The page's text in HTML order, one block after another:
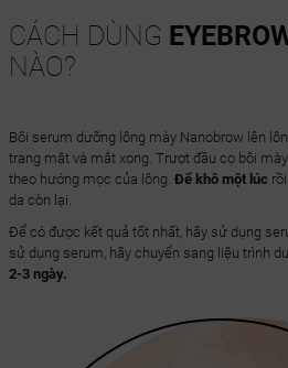
CÁCH DÙNG
NÀO?
Bôi serum dưỡng lông mày Nanobrow lên
trang mặt và mắt xong. Trượt đầu cọ bôi
theo hướng mọc của lông. Để khô một lúc
da còn lại.
Để có được kết quả tốt nhất, hãy sử dụng
sử dụng serum, hãy chuyển sang liệu trình
2-3 ngày.